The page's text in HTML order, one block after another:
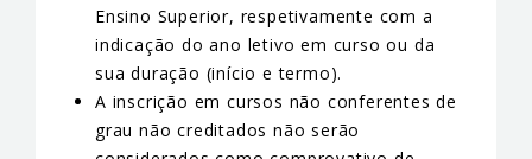
Ensino Superior, respetivamente com a
indicação do ano letivo em curso ou da
sua duração (início e termo).
A inscrição em cursos não conferentes de
grau não creditados não serão